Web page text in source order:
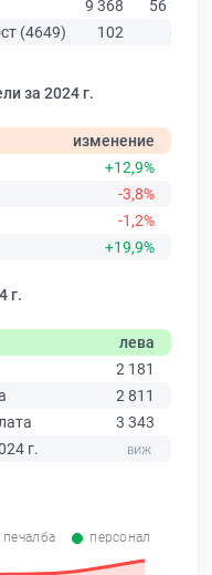
9 368
56 378
(4649)
102 874
за 2024 г.
изменение
+12,9%
-3,8%
-1,2%
+19,9%
г.
лева
2 181
2 811
3 343
г.
персонал